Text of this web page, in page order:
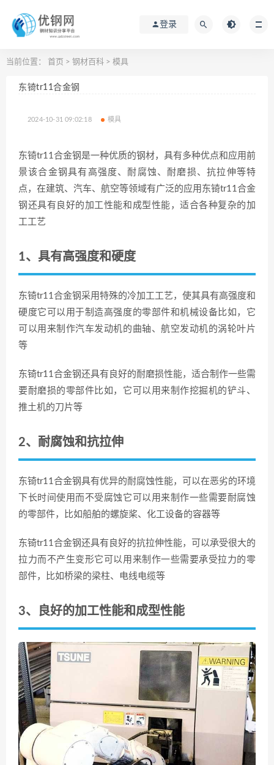
登录
当前位置： 首页 > 钢材百科 > 模具
东锜tr11合金钢
2024-10-31 09:02:18 模具
东锜tr11合金钢是一种优质的钢材，具有多种优点和应用前
景该合金钢具有高强度、耐腐蚀、耐磨损、抗拉伸等特
点，在建筑、汽车、航空等领域有广泛的应用东锜tr11合金
钢还具有良好的加工性能和成型性能，适合各种复杂的加
工工艺
1、具有高强度和硬度
东锜tr11合金钢采用特殊的冷加工工艺，使其具有高强度和
硬度它可以用于制造高强度的零部件和机械设备比如，它
可以用来制作汽车发动机的曲轴、航空发动机的涡轮叶片
等
东锜tr11合金钢还具有良好的耐磨损性能，适合制作一些需
要耐磨损的零部件比如，它可以用来制作挖掘机的铲斗、
推土机的刀片等
2、耐腐蚀和抗拉伸
东锜tr11合金钢具有优异的耐腐蚀性能，可以在恶劣的环境
下长时间使用而不受腐蚀它可以用来制作一些需要耐腐蚀
的零部件，比如船舶的螺旋桨、化工设备的容器等
东锜tr11合金钢还具有良好的抗拉伸性能，可以承受很大的
拉力而不产生变形它可以用来制作一些需要承受拉力的零
部件，比如桥梁的梁柱、电线电缆等
3、良好的加工性能和成型性能